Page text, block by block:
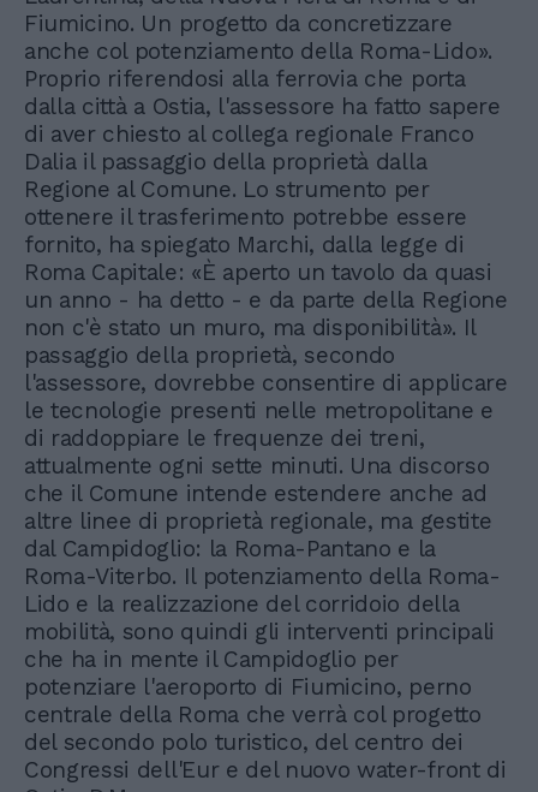
Fiumicino. Un progetto da concretizzare
anche col potenziamento della Roma-Lido».
Proprio riferendosi alla ferrovia che porta
dalla città a Ostia, l'assessore ha fatto sapere
di aver chiesto al collega regionale Franco
Dalia il passaggio della proprietà dalla
Regione al Comune. Lo strumento per
ottenere il trasferimento potrebbe essere
fornito, ha spiegato Marchi, dalla legge di
Roma Capitale: «È aperto un tavolo da quasi
un anno - ha detto - e da parte della Regione
non c'è stato un muro, ma disponibilità». Il
passaggio della proprietà, secondo
l'assessore, dovrebbe consentire di applicare
le tecnologie presenti nelle metropolitane e
di raddoppiare le frequenze dei treni,
attualmente ogni sette minuti. Una discorso
che il Comune intende estendere anche ad
altre linee di proprietà regionale, ma gestite
dal Campidoglio: la Roma-Pantano e la
Roma-Viterbo. Il potenziamento della Roma-
Lido e la realizzazione del corridoio della
mobilità, sono quindi gli interventi principali
che ha in mente il Campidoglio per
potenziare l'aeroporto di Fiumicino, perno
centrale della Roma che verrà col progetto
del secondo polo turistico, del centro dei
Congressi dell'Eur e del nuovo water-front di